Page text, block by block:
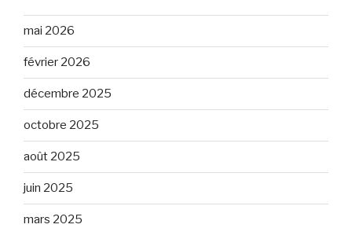
mai 2026
février 2026
décembre 2025
octobre 2025
août 2025
juin 2025
mars 2025